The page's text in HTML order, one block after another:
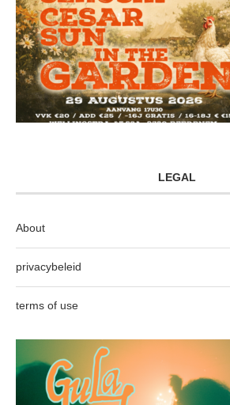
LEGAL
About
privacybeleid
terms of use